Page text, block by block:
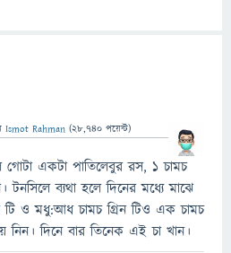
Ismot Rahman (28,740 পয়েন্ট)
একটা পাতিলেবুর রস, ১ চামচ
ব্যথা হলে দিনের মধ্যে মাঝে
টি ও মধু:আধ চামচ গ্রিন টিও এক চামচ
নিন। দিনে বার তিনেক এই চা খান।